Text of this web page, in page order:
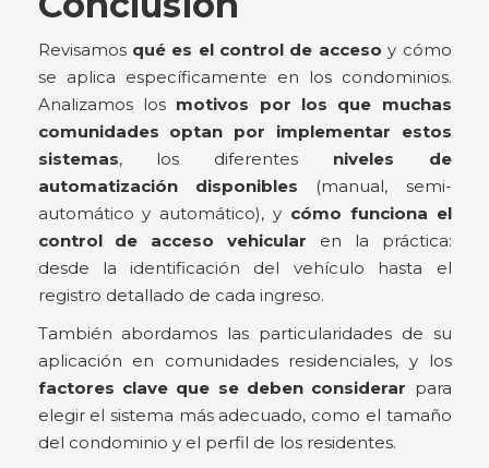
Revisamos qué es el control de acceso y cómo
se aplica específicamente en los condominios.
Analizamos los motivos por los que muchas
comunidades optan por implementar estos
sistemas, los diferentes niveles de
automatización disponibles (manual, semi-
automático y automático), y cómo funciona el
control de acceso vehicular en la práctica:
desde la identificación del vehículo hasta el
registro detallado de cada ingreso.
También abordamos las particularidades de su
aplicación en comunidades residenciales, y los
factores clave que se deben considerar para
elegir el sistema más adecuado, como el tamaño
del condominio y el perfil de los residentes.